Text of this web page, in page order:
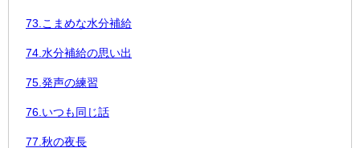
73.こまめな水分補給
74.水分補給の思い出
75.発声の練習
76.いつも同じ話
77.秋の夜長